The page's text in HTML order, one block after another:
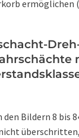
ermöglichen
den Bildern 8 bis